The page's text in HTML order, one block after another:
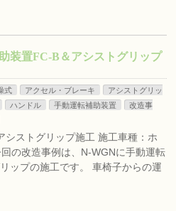
装置FC-B＆アシストグリップ
式 アクセル・ブレーキ
アシストグリッ
ハンドル 手動運転補助装置
改造事
シストグリップ施工 施工車種：ホ
改造事例は、N-WGNに手動運転
ップの施工です。 車椅子からの運